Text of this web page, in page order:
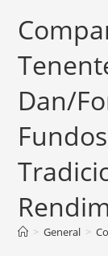
Dan/
> General >